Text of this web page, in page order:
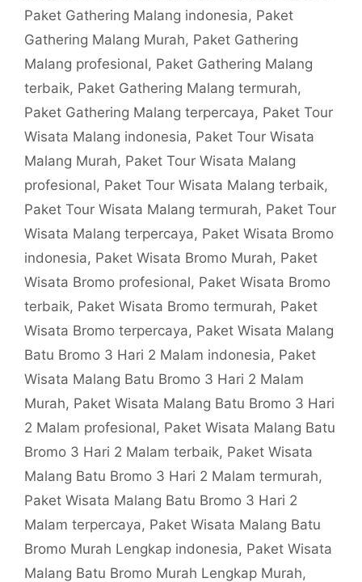
Paket Gathering Malang indonesia, Paket
Gathering Malang Murah, Paket Gathering
Malang profesional, Paket Gathering Malang
terbaik, Paket Gathering Malang termurah,
Paket Gathering Malang terpercaya, Paket Tour
Wisata Malang indonesia, Paket Tour Wisata
Malang Murah, Paket Tour Wisata Malang
profesional, Paket Tour Wisata Malang terbaik,
Paket Tour Wisata Malang termurah, Paket Tour
Wisata Malang terpercaya, Paket Wisata Bromo
indonesia, Paket Wisata Bromo Murah, Paket
Wisata Bromo profesional, Paket Wisata Bromo
terbaik, Paket Wisata Bromo termurah, Paket
Wisata Bromo terpercaya, Paket Wisata Malang
Batu Bromo 3 Hari 2 Malam indonesia, Paket
Wisata Malang Batu Bromo 3 Hari 2 Malam
Murah, Paket Wisata Malang Batu Bromo 3 Hari
2 Malam profesional, Paket Wisata Malang Batu
Bromo 3 Hari 2 Malam terbaik, Paket Wisata
Malang Batu Bromo 3 Hari 2 Malam termurah,
Paket Wisata Malang Batu Bromo 3 Hari 2
Malam terpercaya, Paket Wisata Malang Batu
Bromo Murah Lengkap indonesia, Paket Wisata
Malang Batu Bromo Murah Lengkap Murah,